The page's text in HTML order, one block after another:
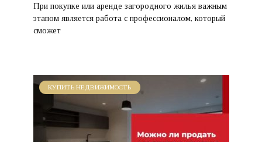
При покупке или аренде загородного жилья важным
этапом является работа с профессионалом, который
сможет
КУПИТЬ НЕДВИЖИМОСТЬ